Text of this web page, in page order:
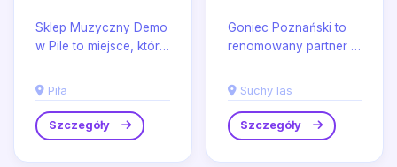
Sklep Muzyczny Demo
w Pile to miejsce, które
instrumentów
muzycznych dla
pasjonatów i...
Piła
Szczegóły
Goniec Poznański to
renomowany partner w
materiałów
reklamowych w
Poznaniu oraz jego...
Suchy las
Szczegóły